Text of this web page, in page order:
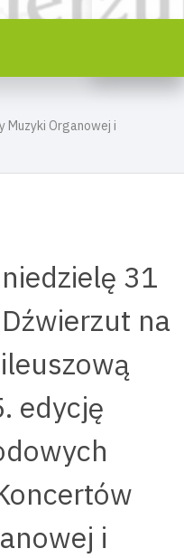
Muzyki Organowej i
31
na
edycję
i